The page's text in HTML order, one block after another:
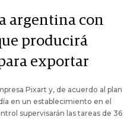
argentina con
producirá
exportar
Pixart y, de acuerdo al plan
en un establecimiento en el
supervisarán las tareas de 36